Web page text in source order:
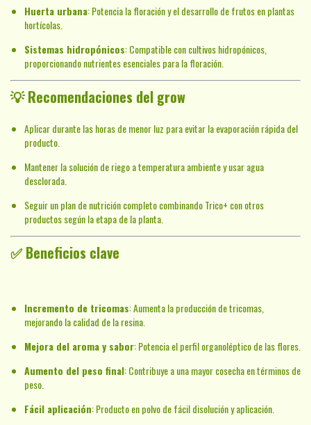
Huerta urbana: Potencia la floración y el desarrollo de frutos en plantas
hortícolas.
Sistemas hidropónicos: Compatible con cultivos hidropónicos,
proporcionando nutrientes esenciales para la floración.
💡Recomendaciones del grow
Aplicar durante las horas de menor luz para evitar la evaporación rápida del
producto.
Mantener la solución de riego a temperatura ambiente y usar agua
desclorada.
Seguir un plan de nutrición completo combinando Trico+ con otros
productos según la etapa de la planta.
✅ Beneficios clave
Incremento de tricomas: Aumenta la producción de tricomas,
mejorando la calidad de la resina.
Mejora del aroma y sabor: Potencia el perfil organoléptico de las flores.
Aumento del peso final: Contribuye a una mayor cosecha en términos de
peso.
Fácil aplicación: Producto en polvo de fácil disolución y aplicación.